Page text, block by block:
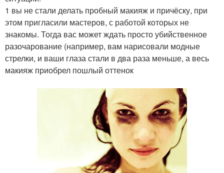
1 вы не стали делать пробный макияж и причёску, при
этом пригласили мастеров, с работой которых не
знакомы. Тогда вас может ждать просто убийственное
разочарование (например, вам нарисовали модные
стрелки, и ваши глаза стали в два раза меньше, а весь
макияж приобрел пошлый оттенок